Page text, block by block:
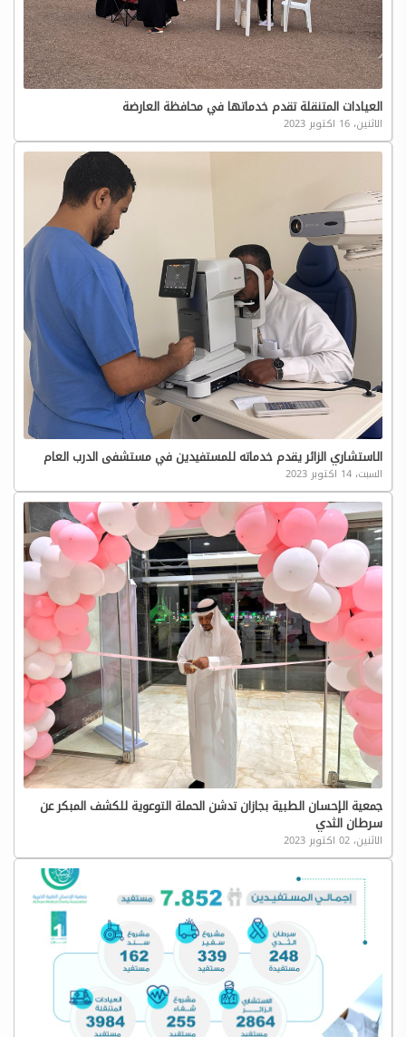
العيادات المتنقلة تقدم خدماتها في محافظة العارضة
الاثنين، 16 اكتوبر 2023
الاستشاري الزائر يقدم خدماته للمستفيدين في مستشفى الدرب العام
السبت، 14 اكتوبر 2023
جمعية الإحسان الطبية بجازان تدشن الحملة التوعوية للكشف المبكر عن
سرطان الثدي
الاثنين، 02 اكتوبر 2023